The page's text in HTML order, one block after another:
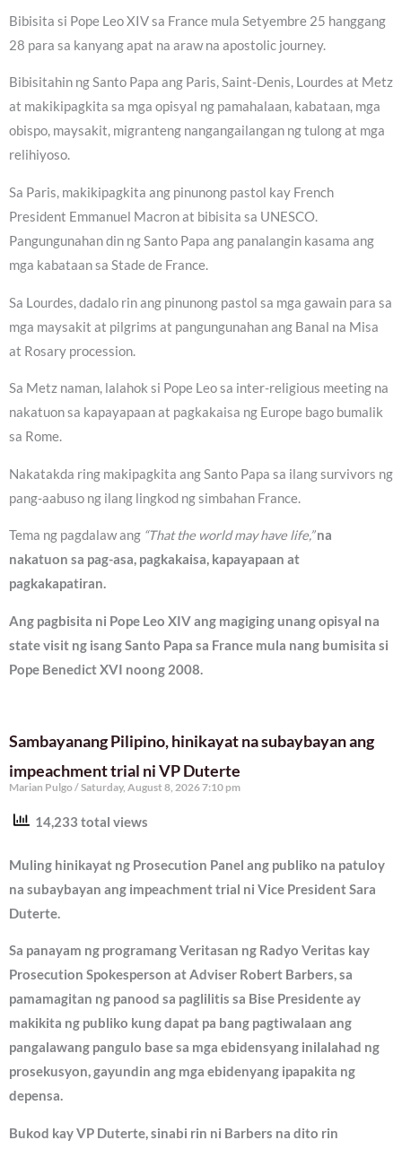
Bibisita si Pope Leo XIV sa France mula Setyembre 25 hanggang
28 para sa kanyang apat na araw na apostolic journey.
Bibisitahin ng Santo Papa ang Paris, Saint-Denis, Lourdes at Metz
at makikipagkita sa mga opisyal ng pamahalaan, kabataan, mga
obispo, maysakit, migranteng nangangailangan ng tulong at mga
relihiyoso.
Sa Paris, makikipagkita ang pinunong pastol kay French
President Emmanuel Macron at bibisita sa UNESCO.
Pangungunahan din ng Santo Papa ang panalangin kasama ang
mga kabataan sa Stade de France.
Sa Lourdes, dadalo rin ang pinunong pastol sa mga gawain para sa
mga maysakit at pilgrims at pangungunahan ang Banal na Misa
at Rosary procession.
Sa Metz naman, lalahok si Pope Leo sa inter-religious meeting na
nakatuon sa kapayapaan at pagkakaisa ng Europe bago bumalik
sa Rome.
Nakatakda ring makipagkita ang Santo Papa sa ilang survivors ng
pang-aabuso ng ilang lingkod ng simbahan France.
Tema ng pagdalaw ang “That the world may have life,”na
nakatuon sa pag-asa, pagkakaisa, kapayapaan at
pagkakapatiran.
Ang pagbisita ni Pope Leo XIV ang magiging unang opisyal na
state visit ng isang Santo Papa sa France mula nang bumisita si
Pope Benedict XVI noong 2008.
Sambayanang Pilipino, hinikayat na subaybayan ang
impeachment trial ni VP Duterte
Marian Pulgo Saturday, August 8, 2026 7:10 pm
14,233 total views
Muling hinikayat ng Prosecution Panel ang publiko na patuloy
na subaybayan ang impeachment trial ni Vice President Sara
Duterte.
Sa panayam ng programang Veritasan ng Radyo Veritas kay
Prosecution Spokesperson at Adviser Robert Barbers, sa
pamamagitan ng panood sa paglilitis sa Bise Presidente ay
makikita ng publiko kung dapat pa bang pagtiwalaan ang
pangalawang pangulo base sa mga ebidensyang inilalahad ng
prosekusyon, gayundin ang mga ebidenyang ipapakita ng
depensa.
Bukod kay VP Duterte, sinabi rin ni Barbers na dito rin